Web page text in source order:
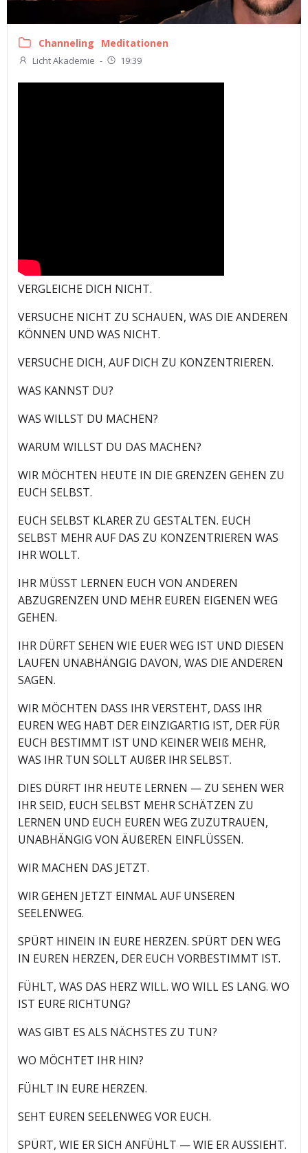
Channeling Meditationen
Licht Akademie - 19:39
VERGLEICHE DICH NICHT.
VERSUCHE NICHT ZU SCHAUEN, WAS DIE ANDEREN
KÖNNEN UND WAS NICHT.
VERSUCHE DICH, AUF DICH ZU KONZENTRIEREN.
WAS KANNST DU?
WAS WILLST DU MACHEN?
WARUM WILLST DU DAS MACHEN?
WIR MÖCHTEN HEUTE IN DIE GRENZEN GEHEN ZU
EUCH SELBST.
EUCH SELBST KLARER ZU GESTALTEN. EUCH
SELBST MEHR AUF DAS ZU KONZENTRIEREN WAS
IHR WOLLT.
IHR MÜSST LERNEN EUCH VON ANDEREN
ABZUGRENZEN UND MEHR EUREN EIGENEN WEG
GEHEN.
IHR DÜRFT SEHEN WIE EUER WEG IST UND DIESEN
LAUFEN UNABHÄNGIG DAVON, WAS DIE ANDEREN
SAGEN.
WIR MÖCHTEN DASS IHR VERSTEHT, DASS IHR
EUREN WEG HABT DER EINZIGARTIG IST, DER FÜR
EUCH BESTIMMT IST UND KEINER WEIß MEHR,
WAS IHR TUN SOLLT AUßER IHR SELBST.
DIES DÜRFT IHR HEUTE LERNEN — ZU SEHEN WER
IHR SEID, EUCH SELBST MEHR SCHÄTZEN ZU
LERNEN UND EUCH EUREN WEG ZUZUTRAUEN,
UNABHÄNGIG VON ÄUßEREN EINFLÜSSEN.
WIR MACHEN DAS JETZT.
WIR GEHEN JETZT EINMAL AUF UNSEREN
SEELENWEG.
SPÜRT HINEIN IN EURE HERZEN. SPÜRT DEN WEG
IN EUREN HERZEN, DER EUCH VORBESTIMMT IST.
FÜHLT, WAS DAS HERZ WILL. WO WILL ES LANG. WO
IST EURE RICHTUNG?
WAS GIBT ES ALS NÄCHSTES ZU TUN?
WO MÖCHTET IHR HIN?
FÜHLT IN EURE HERZEN.
SEHT EUREN SEELENWEG VOR EUCH.
SPÜRT, WIE ER SICH ANFÜHLT — WIE ER AUSSIEHT.